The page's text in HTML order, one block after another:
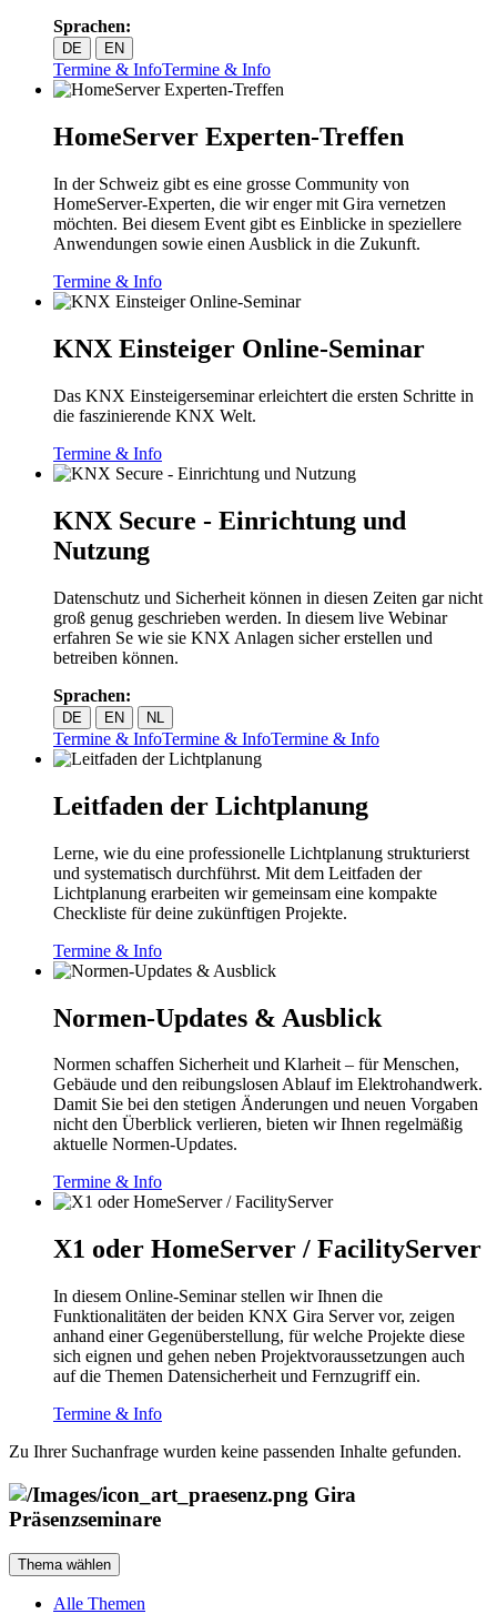
Sprachen:
DE EN
Termine & InfoTermine & Info
HomeServer Experten-Treffen
In der Schweiz gibt es eine grosse Community von
HomeServer-Experten, die wir enger mit Gira vernetzen
möchten. Bei diesem Event gibt es Einblicke in speziellere
Anwendungen sowie einen Ausblick in die Zukunft.
Termine & Info
KNX Einsteiger Online-Seminar
Das KNX Einsteigerseminar erleichtert die ersten Schritte in
die faszinierende KNX Welt.
Termine & Info
KNX Secure - Einrichtung und
Nutzung
Datenschutz und Sicherheit können in diesen Zeiten gar nicht
groß genug geschrieben werden. In diesem live Webinar
erfahren Se wie sie KNX Anlagen sicher erstellen und
betreiben können.
Sprachen:
DE EN NL
Termine & InfoTermine & InfoTermine & Info
Leitfaden der Lichtplanung
Lerne, wie du eine professionelle Lichtplanung strukturierst
und systematisch durchführst. Mit dem Leitfaden der
Lichtplanung erarbeiten wir gemeinsam eine kompakte
Checkliste für deine zukünftigen Projekte.
Termine & Info
Normen-Updates & Ausblick
Normen schaffen Sicherheit und Klarheit – für Menschen,
Gebäude und den reibungslosen Ablauf im Elektrohandwerk.
Damit Sie bei den stetigen Änderungen und neuen Vorgaben
nicht den Überblick verlieren, bieten wir Ihnen regelmäßig
aktuelle Normen-Updates.
Termine & Info
X1 oder HomeServer / FacilityServer
In diesem Online-Seminar stellen wir Ihnen die
Funktionalitäten der beiden KNX Gira Server vor, zeigen
anhand einer Gegenüberstellung, für welche Projekte diese
sich eignen und gehen neben Projektvoraussetzungen auch
auf die Themen Datensicherheit und Fernzugriff ein.
Termine & Info
Zu Ihrer Suchanfrage wurden keine passenden Inhalte gefunden.
Gira
Präsenzseminare
Thema wählen
Alle Themen